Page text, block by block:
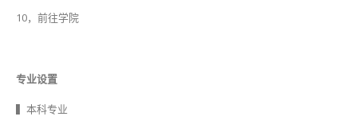
10，前往学院
专业设置
▍本科专业